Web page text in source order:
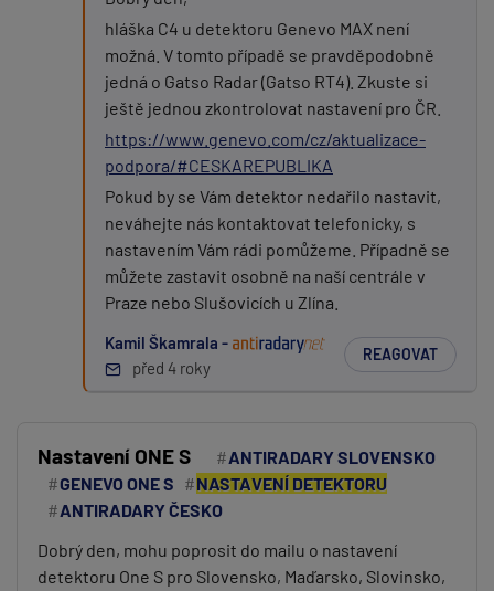
hláška C4 u detektoru Genevo MAX není
možná. V tomto případě se pravděpodobně
jedná o Gatso Radar (Gatso RT4). Zkuste si
ještě jednou zkontrolovat nastavení pro ČR.
https://www.genevo.com/cz/aktualizace-
podpora/#CESKAREPUBLIKA
Pokud by se Vám detektor nedařilo nastavit,
neváhejte nás kontaktovat telefonicky, s
nastavením Vám rádi pomůžeme. Případně se
můžete zastavit osobně na naší centrále v
Praze nebo Slušovicích u Zlína.
Kamil Škamrala -
před 4 roky
REAGOVAT
Nastavení ONE S
ANTIRADARY SLOVENSKO
GENEVO ONE S
NASTAVENÍ DETEKTORU
ANTIRADARY ČESKO
Dobrý den, mohu poprosit do mailu o nastavení
detektoru One S pro Slovensko, Maďarsko, Slovinsko,